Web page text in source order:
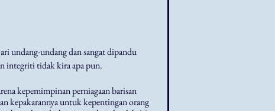
undang-undang dan sangat dipandu
integriti tidak kira apa pun.
kepemimpinan perniagaan barisan
kepakarannya untuk kepentingan orang